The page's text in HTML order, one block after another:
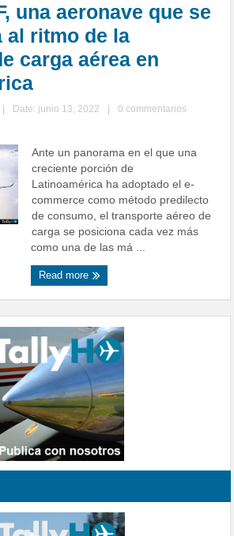
una aeronave que se
al ritmo de la
carga aérea en
Date: junio 13, 2022
0 commentarios
Ante un panorama en el que una
creciente porción de
Latinoamérica ha adoptado el e-
commerce como método predilecto
de consumo, el transporte aéreo de
carga se posiciona cada vez más
como una de las má ...
Read more